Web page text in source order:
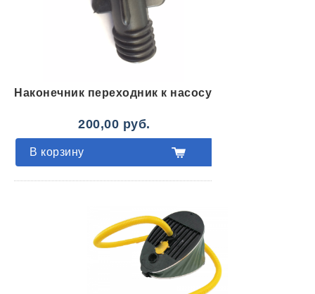
Наконечник переходник к насосу
В корзину
200,00 руб.